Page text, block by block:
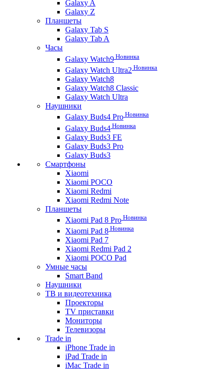
Galaxy A
Galaxy Z
Планшеты
Galaxy Tab S
Galaxy Tab A
Часы
Galaxy Watch9 Новинка
Galaxy Watch Ultra2 Новинка
Galaxy Watch8
Galaxy Watch8 Classic
Galaxy Watch Ultra
Наушники
Galaxy Buds4 Pro Новинка
Galaxy Buds4 Новинка
Galaxy Buds3 FE
Galaxy Buds3 Pro
Galaxy Buds3
Смартфоны
Xiaomi
Xiaomi POCO
Xiaomi Redmi
Xiaomi Redmi Note
Планшеты
Xiaomi Pad 8 Pro Новинка
Xiaomi Pad 8 Новинка
Xiaomi Pad 7
Xiaomi Redmi Pad 2
Xiaomi POCO Pad
Умные часы
Smart Band
Наушники
ТВ и видеотехника
Проекторы
TV приставки
Мониторы
Телевизоры
Trade in
iPhone Trade in
iPad Trade in
iMac Trade in